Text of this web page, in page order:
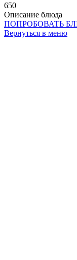
650
Описание блюда
ПОПРОБОВАТЬ
Вернуться в меню